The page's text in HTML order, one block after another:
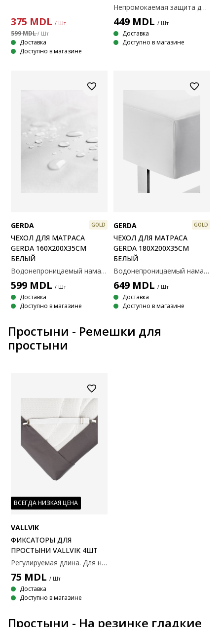
375 MDL / Шт
599 MDL/ Шт
Доставка
Доступно в магазине
Непромокаемая защита для матраса. Верхняя часть плотно соткана из 100% полиэстера (70% переработанного). Материал обработан биоцидом GREENFIRST®. Подходит для всех типов матрасов. С эластичными краями. 90×200×35 см.¶¶Этот продукт обработан биоцидом GREENFIRST®, который содержит активное вещество гераниол. Обработка гераниолом обладает противоклещевыми свойствами. Гераниол классифицируется как вещество, способное вызывать кожную чувствительность, поэтому прямого контакта с кожей следует избегать.
449 MDL / Шт
Доставка
Доступно в магазине
GERDA GOLD
ЧЕХОЛ ДЛЯ МАТРАСА
GERDA 160X200X35СМ
БЕЛЫЙ
Водонепроницаемый наматрасник. Лицевая сторона плотно сплетена из 100% полиэстера (70% переработанного). Материал обработан биоцидом GREENFIRST®. Подходит для всех типов матрасов. С эластичными краями. 160x200x35 см¶¶Этот продукт обработан биоцидом GREENFIRST®, содержащим активный ингредиент гераниол. Обработка гераниолом обладает противоклещевыми свойствами. Гераниол относится к сенсибилизаторам кожи, поэтому следует избегать прямого контакта с кожей. Всегда накрывайте наматрасник простыней.
599 MDL / Шт
Доставка
Доступно в магазине
GERDA GOLD
ЧЕХОЛ ДЛЯ МАТРАСА
GERDA 180X200X35СМ
БЕЛЫЙ
Водонепроницаемый наматрасник. Лицевая сторона плотно сплетена из 100% полиэстера (70% переработанного). Материал обработан биоцидом GREENFIRST®. Подходит для всех типов матрасов. С эластичными краями. 160x200x35 см¶¶Этот продукт обработан биоцидом GREENFIRST®, содержащим активный ингредиент гераниол. Обработка гераниолом обладает противоклещевыми свойствами. Гераниол относится к сенсибилизаторам кожи, поэтому следует избегать прямого контакта с кожей. Всегда накрывайте матрас наматрасником.
649 MDL / Шт
Доставка
Доступно в магазине
Простыни - Ремешки для
простыни
ВСЕГДА НИЗКАЯ ЦЕНА
VALLVIK
ФИКСАТОРЫ ДЛЯ
ПРОСТЫНИ VALLVIK 4ШТ
Регулируемая длина. Для надежной фиксации простыни на матрасе. 4 шт.
75 MDL / Шт
Доставка
Доступно в магазине
Простыни - На резинке гладкие